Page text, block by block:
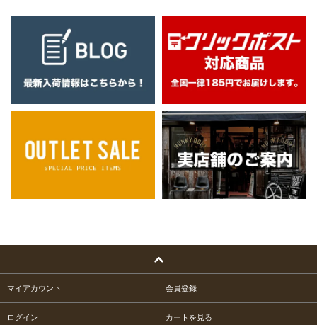
マイアカウント 会員登録
ログイン カートを見る